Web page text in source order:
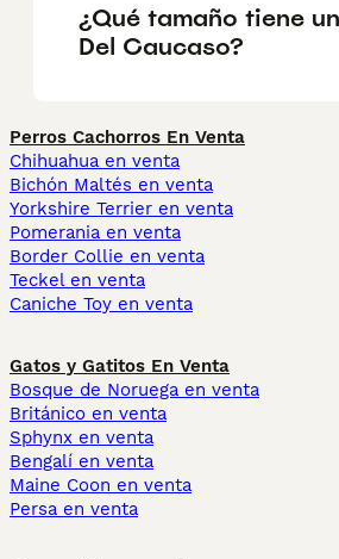
¿Qué tamaño tiene
Del Caucaso?
Perros Cachorros En Venta
Chihuahua en venta
Bichón Maltés en venta
Yorkshire Terrier en venta
Pomerania en venta
Border Collie en venta
Teckel en venta
Caniche Toy en venta
Gatos y Gatitos En Venta
Bosque de Noruega en venta
Británico en venta
Sphynx en venta
Bengalí en venta
Maine Coon en venta
Persa en venta